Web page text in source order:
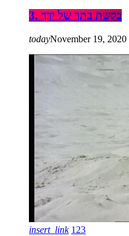
3. בקשת בתך של ידך
todayNovember 19, 2020
insert_link 123